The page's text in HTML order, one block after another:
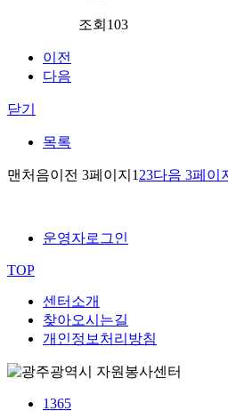
조회 103
이전
다음
닫기
목록
맨처음이전 3페이지 1 23다음 3페이
운영자로그인
TOP
센터소개
찾아오시는길
개인정보처리방침
1365